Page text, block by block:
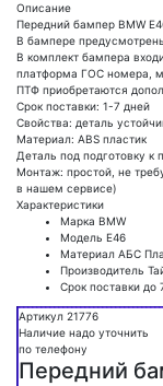
Описание
Передний бампер BMW
В бампере
В комплект бампера
платформа ГОС номера,
ПТФ приобретаются
Срок поставки: 1-7 дней
Свойства: деталь
Материал: ABS пластик
Деталь под подготовку к
Монтаж: простой, не
в нашем сервисе)
Характеристики
Марка BMW
Модель Е46
Материал АБС
Производитель
Срок поставки до
Артикул 21776
Наличие надо уточнить
по телефону
Передний